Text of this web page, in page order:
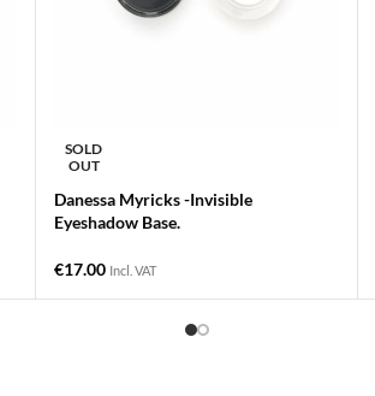
SOLD
OUT
Danessa Myricks -Invisible
Eyeshadow Base.
€17.00 Incl. VAT